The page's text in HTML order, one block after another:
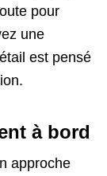
pour
une
est pensé
à bord
approche